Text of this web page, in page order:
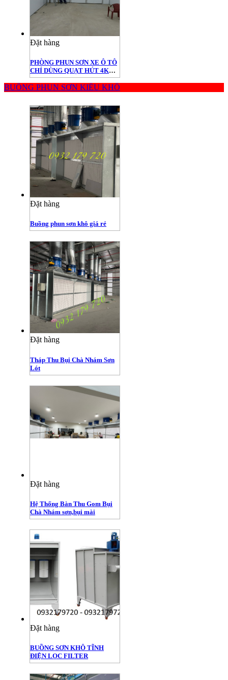
Đặt hàng
PHÒNG PHUN SƠN XE Ô TÔ
CHỈ DÙNG QUẠT HÚT 4KW
GIÁ 63.000.000 ĐỒNG
BUỒNG PHUN SƠN KIỂU KHÔ
Đặt hàng
Buồng phun sơn khô giá rẻ
Đặt hàng
Tháp Thu Bụi Chà Nhám Sơn
Lót
Đặt hàng
Hệ Thống Bàn Thu Gom Bụi
Chà Nhám sơn,bụi mài
Đặt hàng
BUỒNG SƠN KHÔ TĨNH
ĐIỆN LỌC FILTER